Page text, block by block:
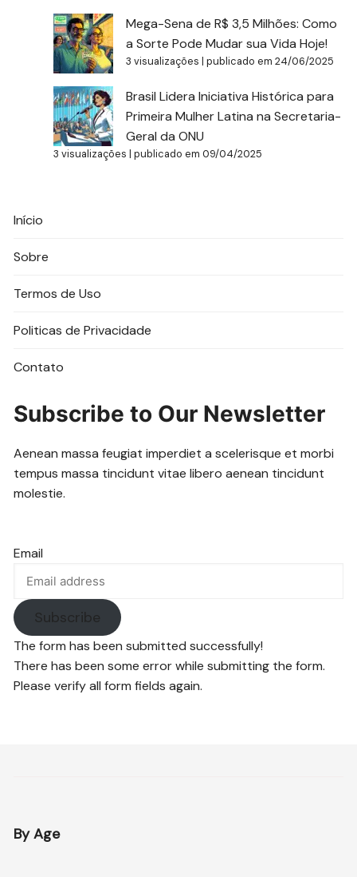
Mega-Sena de R$ 3,5 Milhões: Como
a Sorte Pode Mudar sua Vida Hoje!
3 visualizações |publicado em 24/06/2025
Brasil Lidera Iniciativa Histórica para
Primeira Mulher Latina na Secretaria-
Geral da ONU
3 visualizações |publicado em 09/04/2025
Início
Sobre
Termos de Uso
Politicas de Privacidade
Contato
Subscribe to Our Newsletter
Aenean massa feugiat imperdiet a scelerisque et morbi
tempus massa tincidunt vitae libero aenean tincidunt
molestie.
Email
Subscribe
The form has been submitted successfully!
There has been some error while submitting the form.
Please verify all form fields again.
By Age